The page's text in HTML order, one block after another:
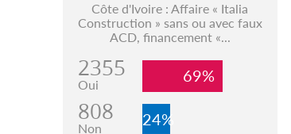
Côte d'Ivoire : Affaire « Italia
Construction » sans ou avec faux
ACD, financement «...
2355
Oui 69%
808
Non 24%